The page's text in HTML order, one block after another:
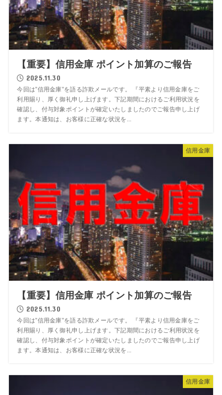
【重要】信用金庫 ポイント加算のご報告
2025.11.30
今回は”信用金庫”を語る詐欺メールです。 『平素より信用金庫をご
利用賜り、厚く御礼申し上げます。下記期間におけるご利用状況を
確認し、付与対象ポイントが確定いたしましたのでご報告申し上げ
ます。本通知は、お客様に正確な状況を...
信用金庫
【重要】信用金庫 ポイント加算のご報告
2025.11.30
今回は”信用金庫”を語る詐欺メールです。 『平素より信用金庫をご
利用賜り、厚く御礼申し上げます。下記期間におけるご利用状況を
確認し、付与対象ポイントが確定いたしましたのでご報告申し上げ
ます。本通知は、お客様に正確な状況を...
信用金庫